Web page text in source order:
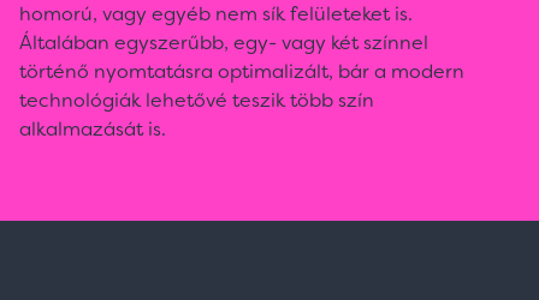
homorú, vagy egyéb nem sík felületeket is.
Általában egyszerűbb, egy- vagy két színnel
történő nyomtatásra optimalizált, bár a modern
technológiák lehetővé teszik több szín
alkalmazását is.